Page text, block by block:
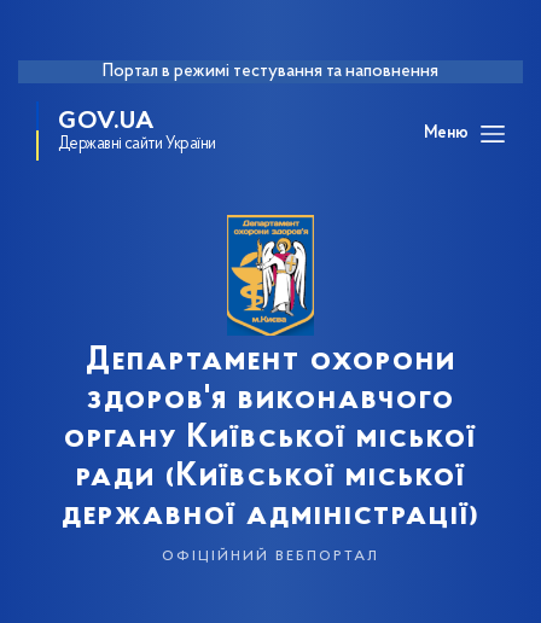
Портал в режимі тестування та наповнення
GOV.UA
Державні сайти України
Меню
Департамент охорони
здоров'я виконавчого
органу Київської міської
ради (Київської міської
державної адміністрації)
офіційний вебпортал